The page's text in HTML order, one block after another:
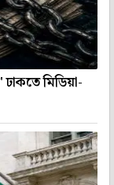
মিডিয়া-